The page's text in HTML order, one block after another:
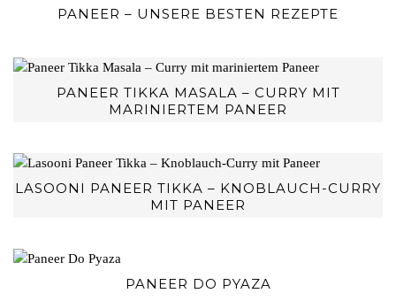
PANEER – UNSERE BESTEN REZEPTE
PANEER TIKKA MASALA – CURRY MIT
MARINIERTEM PANEER
LASOONI PANEER TIKKA – KNOBLAUCH-CURRY
MIT PANEER
PANEER DO PYAZA